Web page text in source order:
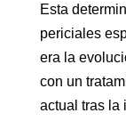
Esta
periciales
era la
con un
actual tras la